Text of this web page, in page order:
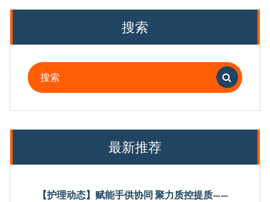
搜索
搜
索：
最新推荐
【护理动态】赋能手供协同 聚力质控提质——